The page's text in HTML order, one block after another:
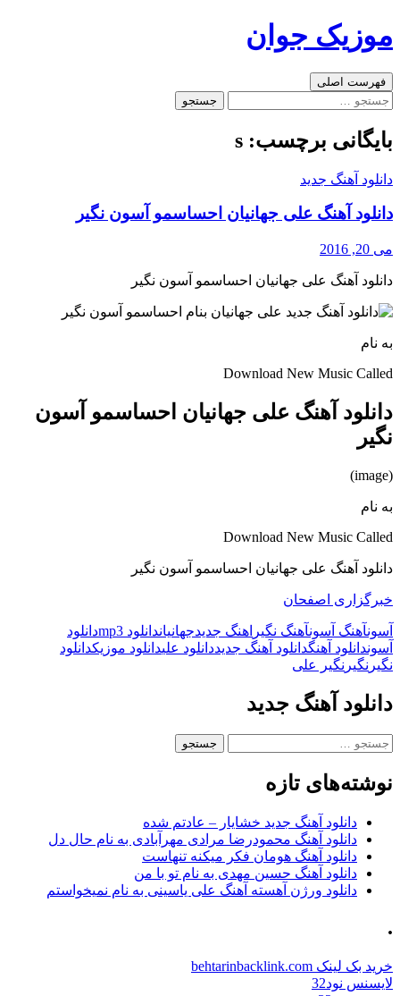
به
موزیک جوان
جست‌وجو
فهرست اصلی
جستجو
بایگانی برچسب: s
دانلود آهنگ جدید
دانلود آهنگ علی جهانیان احساسمو آسون نگیر
می 20, 2016
دانلود آهنگ علی جهانیان احساسمو آسون نگیر
به نام
Download New Music Called
دانلود آهنگ علی جهانیان احساسمو آسون
نگیر
(image)
به نام
Download New Music Called
دانلود آهنگ علی جهانیان احساسمو آسون نگیر
خبرگزاری اصفحان
آسونآهنگ آسونآهنگ نگیر اهنگ جدیدجهانیاندانلود mp3
دانلود
آسوندانلود آهنگدانلود آهنگ جدیددانلود علیدانلود موزیکدانلود
نگیر نگیر نگیر علی
دانلود آهنگ جدید
جستجو
نوشته‌های تازه
دانلود آهنگ جدید خشایار – عادتم شده
دانلود آهنگ محمودرضا مرادی مهرآبادی به نام حال دل
دانلود آهنگ هومان فکر میکنه تنهاست
دانلود آهنگ حسین مهدی به نام تو با من
دانلود ورژن آهسته آهنگ علی یاسینی به نام نمیخواستم
.
خرید بک لینک behtarinbacklink.com
لایسنس نود32